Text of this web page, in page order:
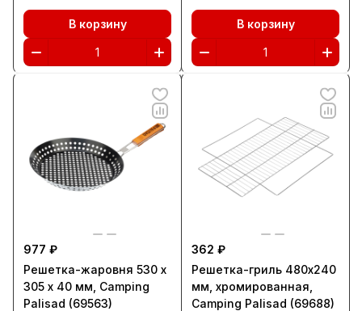
В корзину В корзину
977 ₽
Решетка-жаровня 530 х
305 х 40 мм, Camping
Palisad (69563)
362 ₽
Решетка-гриль 480х240
мм, хромированная,
Camping Palisad (69688)